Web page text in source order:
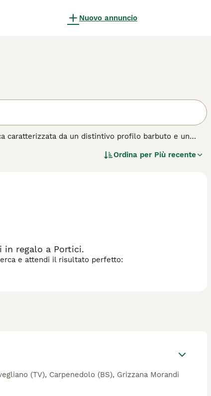
Nuovo annuncio
caratterizzata da un distintivo profilo barbuto e un
eccellente, sempre all'erta e protettivo verso la sua
vita in appartamento, purché riceva adeguata attività
questa razza.
Ordina per Più recente
in regalo a Portici.
e attendi il risultato perfetto:
(TV), Carpenedolo (BS), Grizzana Morandi